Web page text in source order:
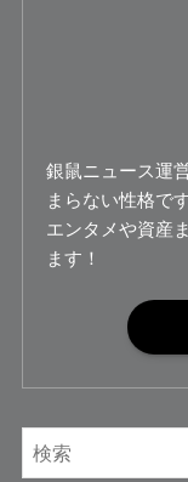
銀鼠ニュース運
まらない性格で
エンタメや資産
ます！